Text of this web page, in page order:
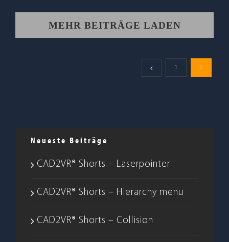
MEHR BEITRÄGE LADEN
1 2
Neueste Beiträge
CAD2VR® Shorts – Laserpointer
CAD2VR® Shorts – Hierarchy menu
CAD2VR® Shorts – Collision